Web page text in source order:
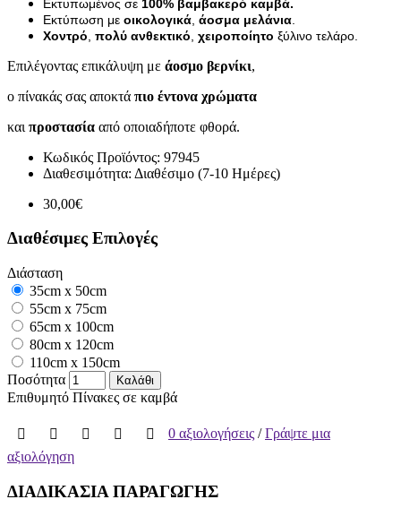
Εκτυπωμένος σε 100% βαμβακερό καμβά.
Εκτύπωση με οικολογικά άοσμα μελάνια
Χοντρό πολύ ανθεκτικό χειροποίητο ξύλινο τελάρο.
Επιλέγοντας επικάλυψη με άοσμο βερνίκι,
ο πίνακάς σας αποκτά πιο έντονα χρώματα
και προστασία από οποιαδήποτε φθορά.
Κωδικός Προϊόντος: 97945
Διαθεσιμότητα: Διαθέσιμο (7-10 Ημέρες)
30,00€
Διαθέσιμες Επιλογές
Διάσταση
35cm x 50cm
55cm x 75cm
65cm x 100cm
80cm x 120cm
110cm x 150cm
Ποσότητα
Καλάθι
Επιθυμητό Πίνακες σε καμβά
0 αξιολογήσεις /Γράψτε μια
αξιολόγηση
ΔΙΑΔΙΚΑΣΙΑ ΠΑΡΑΓΩΓΗΣ